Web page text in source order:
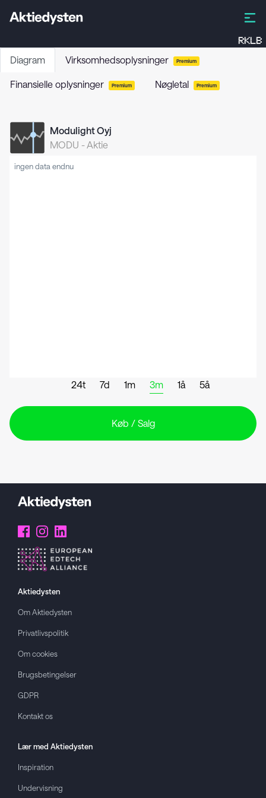
RKLB
Diagram Virksomhedsoplysninger Premium
Finansielle oplysninger Premium Nøgletal Premium
Modulight Oyj
MODU -Aktie
ingen data endnu
24t 7d 1m 3m 1å 5å
Køb / Salg
Aktiedysten
Om Aktiedysten
Privatlivspolitik
Om cookies
Brugsbetingelser
GDPR
Kontakt os
Lær med Aktiedysten
Inspiration
Undervisning